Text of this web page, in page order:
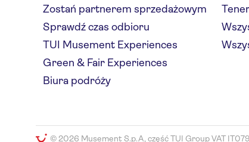
Zostań partnerem sprzedażowym
Sprawdź czas odbioru
TUI Musement Experiences
Green & Fair Experiences
Biura podróży
© 2026 Musement S.p.A, część TUI Group VAT